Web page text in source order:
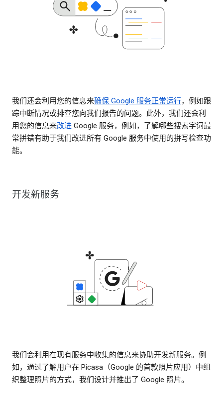
我们还会利用您的信息来确保 Google 服务正常运行，例如跟
踪中断情况或排查您向我们报告的问题。此外，我们还会利
用您的信息来改进 Google 服务，例如，了解哪些搜索字词最
常拼错有助于我们改进所有 Google 服务中使用的拼写检查功
能。
开发新服务
我们会利用在现有服务中收集的信息来协助开发新服务。例
如，通过了解用户在 Picasa（Google 的首款照片应用）中组
织整理照片的方式，我们设计并推出了 Google 照片。